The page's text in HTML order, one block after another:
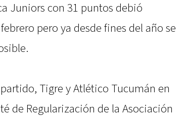
Juniors con 31 puntos debió
pero ya desde fines del año se
Tigre y Atlético Tucumán en
de Regularización de la Asociación